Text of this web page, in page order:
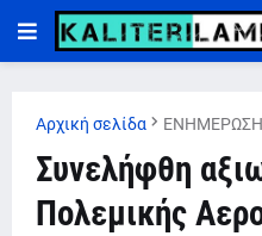
Αρχική σελίδα
Συνελήφθη
Πολεμικής